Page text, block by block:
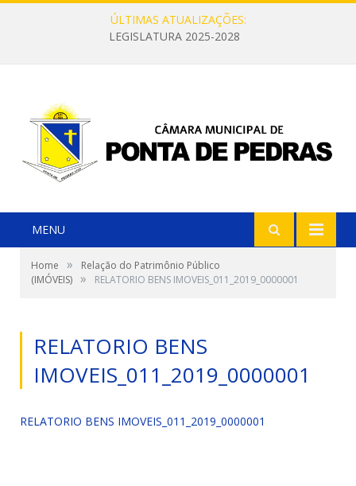
ÚLTIMAS ATUALIZAÇÕES:
LEGISLATURA 2025-2028
MENU
Home »
Relação do Patrimônio Público
(IMÓVEIS) » RELATORIO BENS IMOVEIS_011_2019_0000001
RELATORIO BENS
IMOVEIS_011_2019_0000001
RELATORIO BENS IMOVEIS_011_2019_0000001